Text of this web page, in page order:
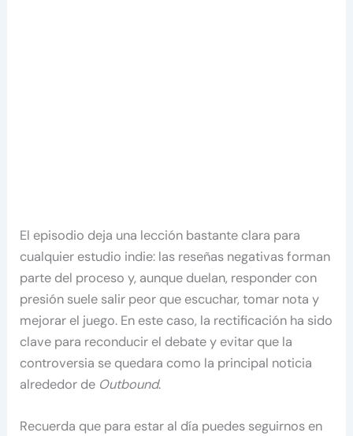
El episodio deja una lección bastante clara para
cualquier estudio indie: las reseñas negativas forman
parte del proceso y, aunque duelan, responder con
presión suele salir peor que escuchar, tomar nota y
mejorar el juego. En este caso, la rectificación ha sido
clave para reconducir el debate y evitar que la
controversia se quedara como la principal noticia
alrededor de Outbound.
Recuerda que para estar al día puedes seguirnos en